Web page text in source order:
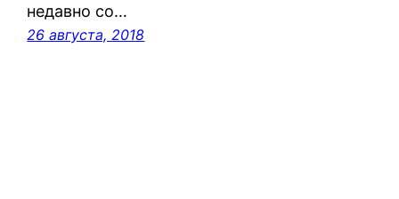
недавно со…
26 августа, 2018